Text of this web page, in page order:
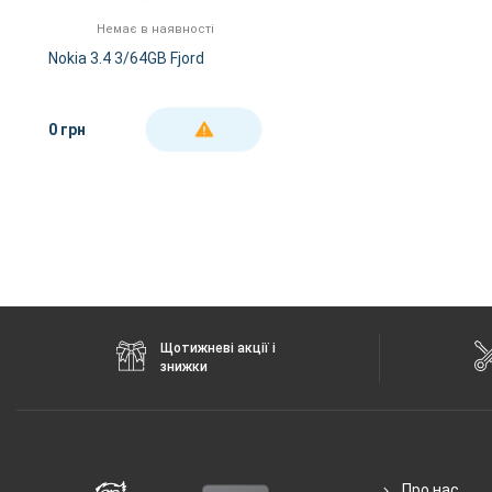
GPS
Інтерфейсний роз'єм
Немає в наявності
Nokia 3.4 3/64GB Fjord
0 грн ДЕТАЛЬНІШЕ
Щотижневі акції і
знижки